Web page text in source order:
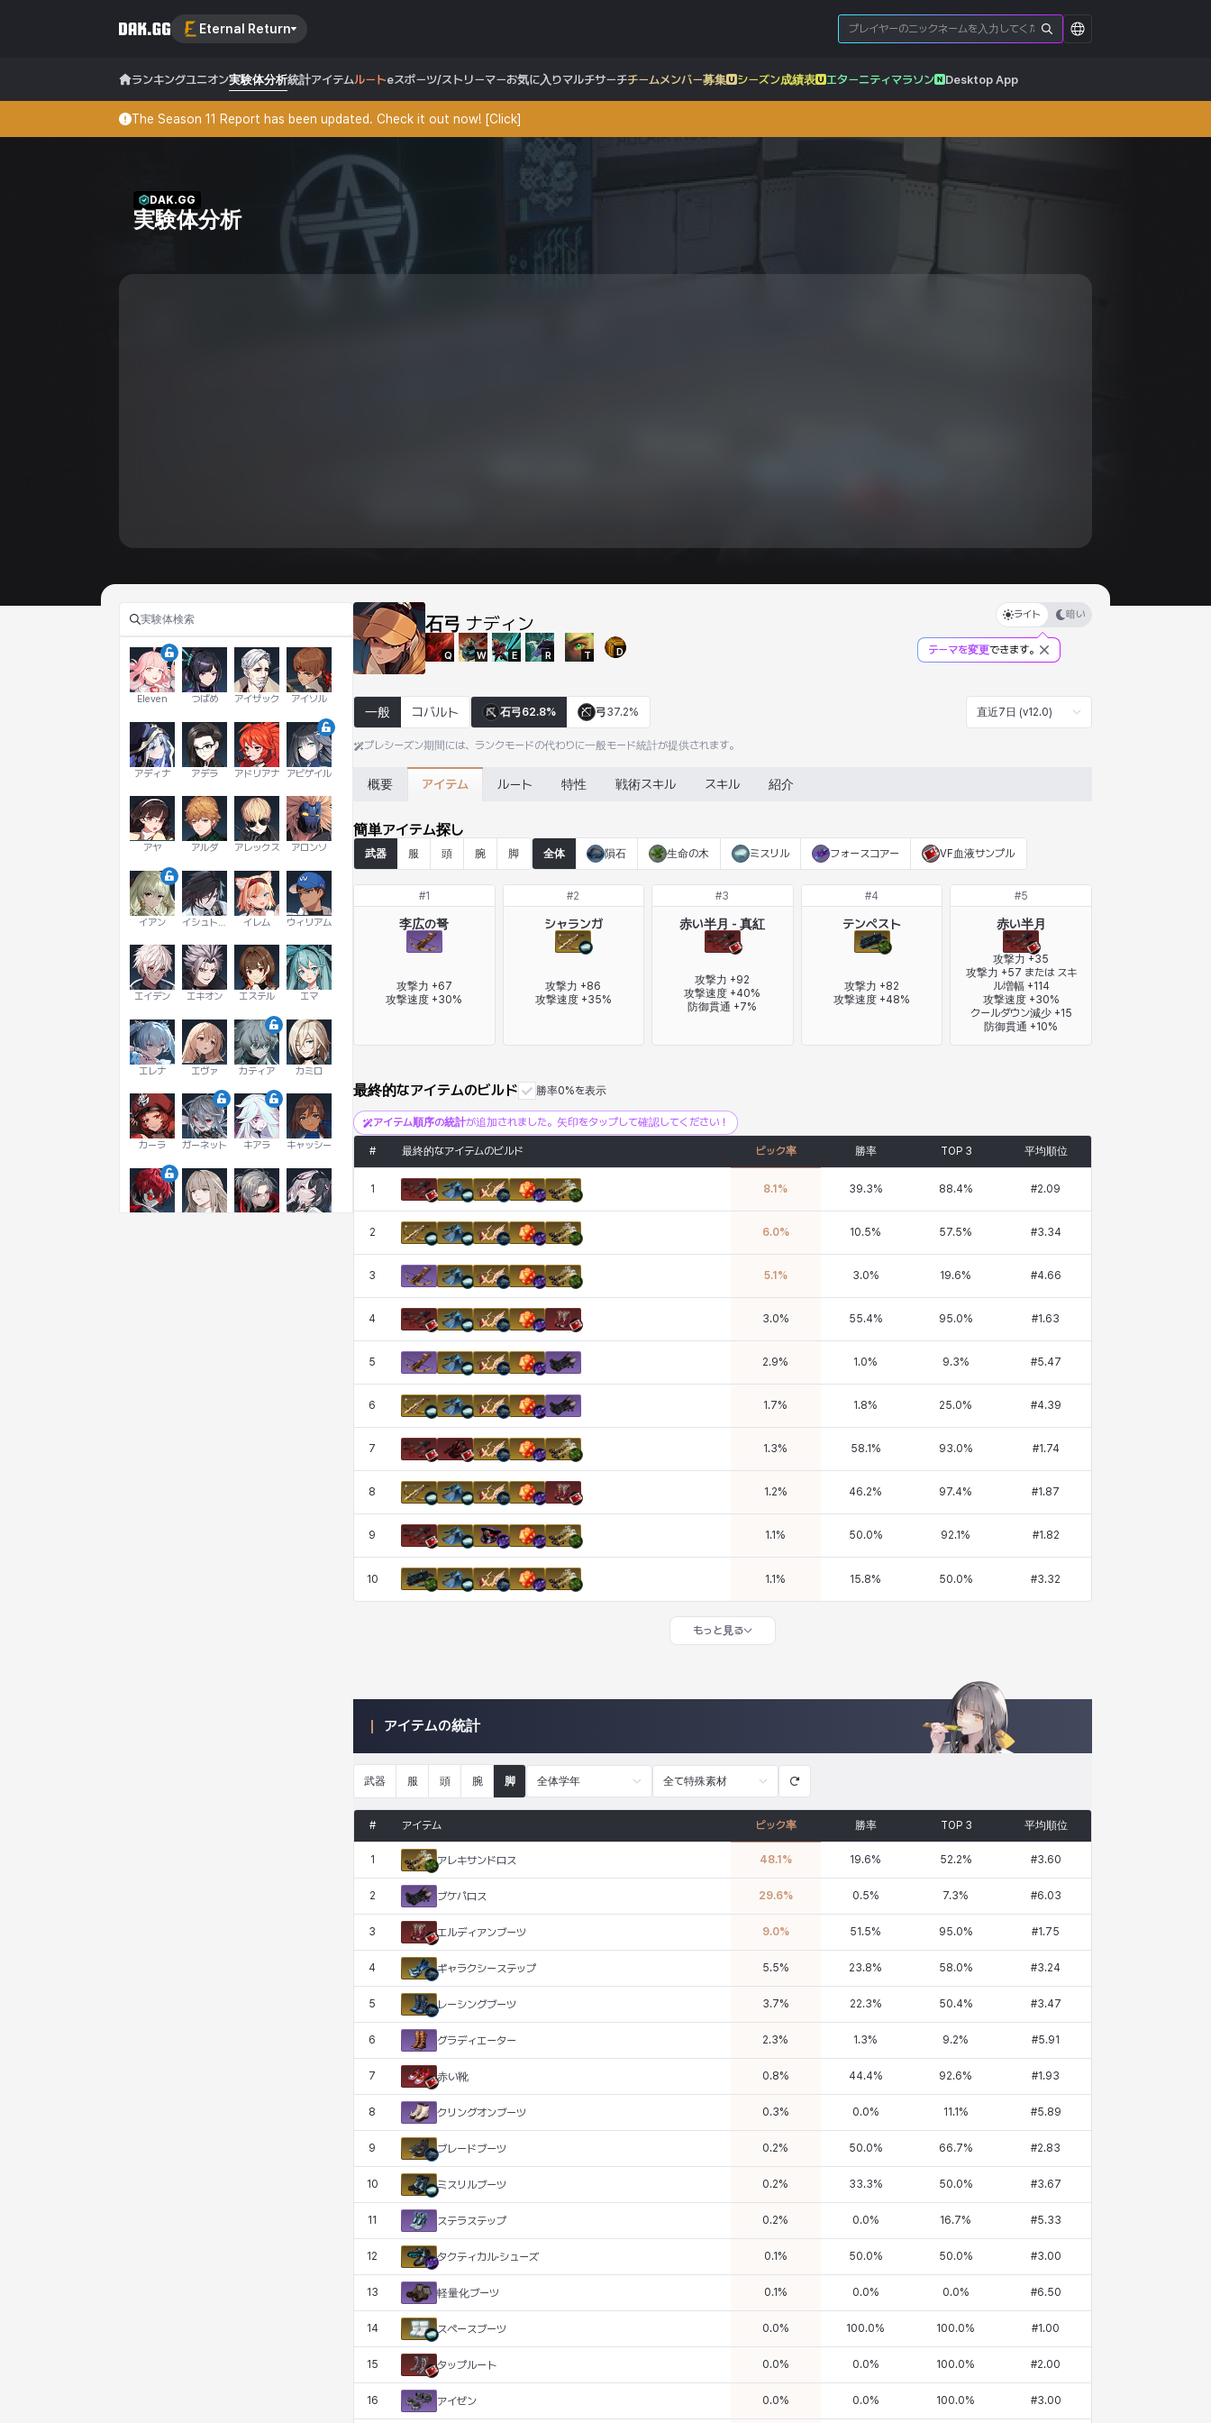
Eternal Return
ランキングユニオン実験体分析統計アイテムルートeスポーツ/ストリーマーお気に入りマルチサーチチームメンバー募集 シーズン成績表 エターニティマラソン Desktop App
The Season 11 Report has been updated. Check it out now! [Click]
DAK.GG
実験体分析
Eleven つばめ アイザック アイソル
アディナ アデラ アドリアナ アビゲイル
アヤ アルダ アレックス アロンソ
イアン イレム ウィリアム
エイデン エキオン エステル エマ
エレナ エヴァ カティア カミロ
カーラ ガーネット キアラ キャッシー
石弓 ナディン
Q W E R T D
ライト 暗い
テーマを変更できます。
一般 コバルト 石弓62.8% 弓37.2% 直近7日 (v12.0)
プレシーズン期間には、ランクモードの代わりに一般モード統計が提供されます。
概要 アイテム ルート 特性 戦術スキル スキル 紹介
簡単アイテム探し
武器 服 頭 腕 脚 全体 隕石 生命の木 ミスリル フォースコアー VF血液サンプル
#1
李広の弩
攻撃力 +67
攻撃速度 +30%
#2
シャランガ
攻撃力 +86
攻撃速度 +35%
#3
赤い半月 - 真紅
攻撃力 +92
攻撃速度 +40%
防御貫通 +7%
#4
テンペスト
攻撃力 +82
攻撃速度 +48%
#5
赤い半月
攻撃力 +35
攻撃力 +57 または スキ
ル増幅 +114
攻撃速度 +30%
クールダウン減少 +15
防御貫通 +10%
最終的なアイテムのビルド 勝率0%を表示
アイテム順序の統計が追加されました。矢印をタップして確認してください！
# 最終的なアイテムのビルド ピック率 勝率 TOP 3 平均順位
1 8.1 % 39.3% 88.4% #2.09
2 6.0% 10.5% 57.5% #3.34
3 5.1 % 3.0% 19.6% #4.66
4 3.0% 55.4% 95.0% #1.63
5 2.9% 1.0% 9.3% #5.47
6 1.7% 1.8% 25.0% #4.39
7 1.3% 58.1 % 93.0% #1.74
8 1.2% 46.2% 97.4% #1.87
9 1.1 % 50.0% 92.1 % #1.82
10 1.1 % 15.8% 50.0% #3.32
もっと見る
アイテムの統計
武器 服 頭 腕 脚 全体学年 全て特殊素材
# アイテム ピック率 勝率 TOP 3 平均順位
1 アレキサンドロス 48.1 % 19.6% 52.2% #3.60
2 ブケパロス 29.6% 0.5% 7.3% #6.03
3 エルディアンブーツ 9.0% 51.5% 95.0% #1.75
4 ギャラクシーステップ 5.5% 23.8% 58.0% #3.24
5 レーシングブーツ 3.7% 22.3% 50.4% #3.47
6 グラディエーター 2.3% 1.3% 9.2% #5.91
7 赤い靴 0.8% 44.4% 92.6% #1.93
8 クリングオンブーツ 0.3% 0.0% 11.1 % #5.89
9 ブレードブーツ 0.2% 50.0% 66.7% #2.83
10 ミスリルブーツ 0.2% 33.3% 50.0% #3.67
11 ステラステップ 0.2% 0.0% 16.7% #5.33
12 タクティカル·シューズ 0.1 % 50.0% 50.0% #3.00
13 軽量化ブーツ 0.1 % 0.0% 0.0% #6.50
14 スペースブーツ 0.0% 100.0% 100.0% #1.00
15 タップルート 0.0% 0.0% 100.0% #2.00
16 アイゼン 0.0% 0.0% 100.0% #3.00